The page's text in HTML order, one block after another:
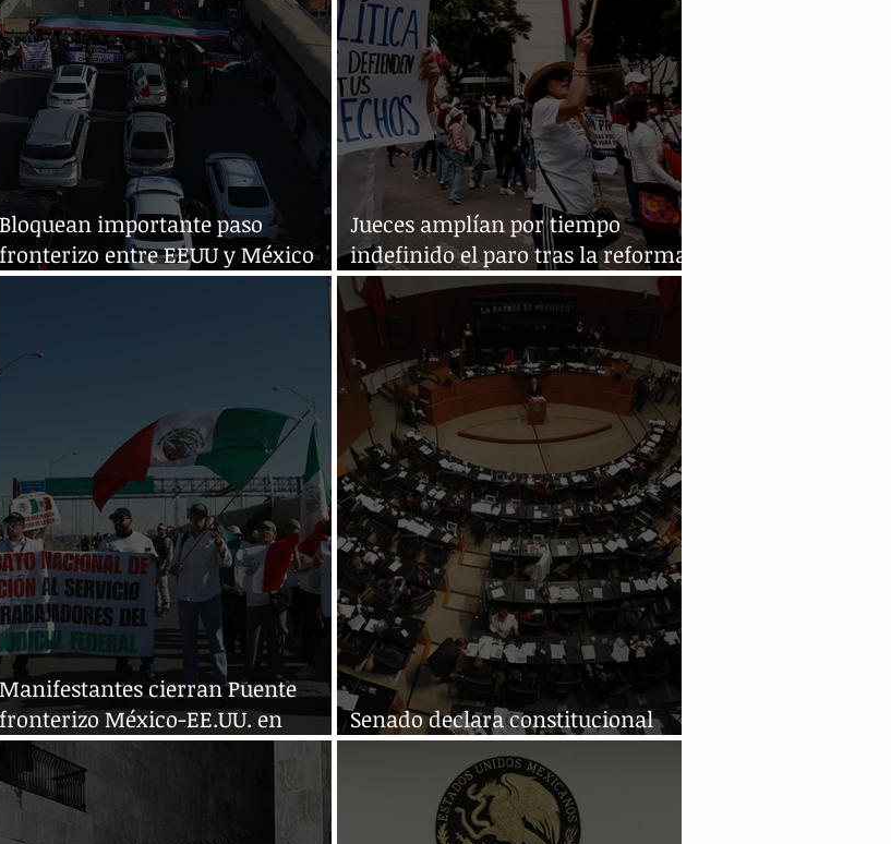
Bloquean importante paso
fronterizo entre EEUU y México
por reforma judicial
Jueces amplían por tiempo
indefinido el paro tras la reforma
judicial
Manifestantes cierran Puente
fronterizo México-EE.UU. en
protesta contra reforma judicial
Senado declara constitucional
reforma al Poder Judicial